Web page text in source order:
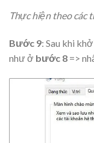
Thực hiện theo các
Bước 9: Sau khi
như ở bước 8 =>